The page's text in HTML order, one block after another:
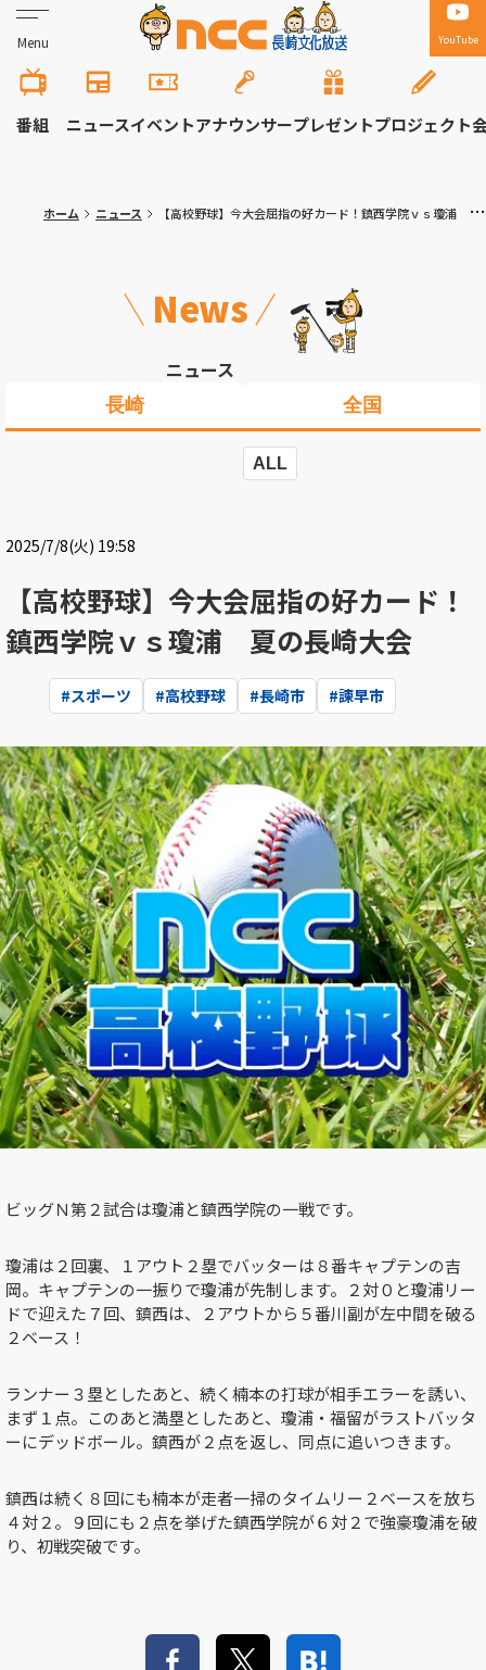
Menu YouTube
番組 ニュースイベントアナウンサープレゼントプロジェクト
ホーム ニュース 【高校野球】今大会屈指の好カード！鎮西学院ｖｓ瓊浦 夏の長崎大会
News
ニュース
長崎 全国
ALL
2025/7/8(火) 19:58
【高校野球】今大会屈指の好カード！
鎮西学院ｖｓ瓊浦 夏の長崎大会
#スポーツ #高校野球 #長崎市 #諫早市
ビッグＮ第２試合は瓊浦と鎮西学院の一戦です。
瓊浦は２回裏、１アウト２塁でバッターは８番キャプテンの吉
岡。キャプテンの一振りで瓊浦が先制します。２対０と瓊浦リー
ドで迎えた７回、鎮西は、２アウトから５番川副が左中間を破る
２ベース！
ランナー３塁としたあと、続く楠本の打球が相手エラーを誘い、
まず１点。このあと満塁としたあと、瓊浦・福留がラストバッタ
ーにデッドボール。鎮西が２点を返し、同点に追いつきます。
鎮西は続く８回にも楠本が走者一掃のタイムリー２ベースを放ち
４対２。９回にも２点を挙げた鎮西学院が６対２で強豪瓊浦を破
り、初戦突破です。